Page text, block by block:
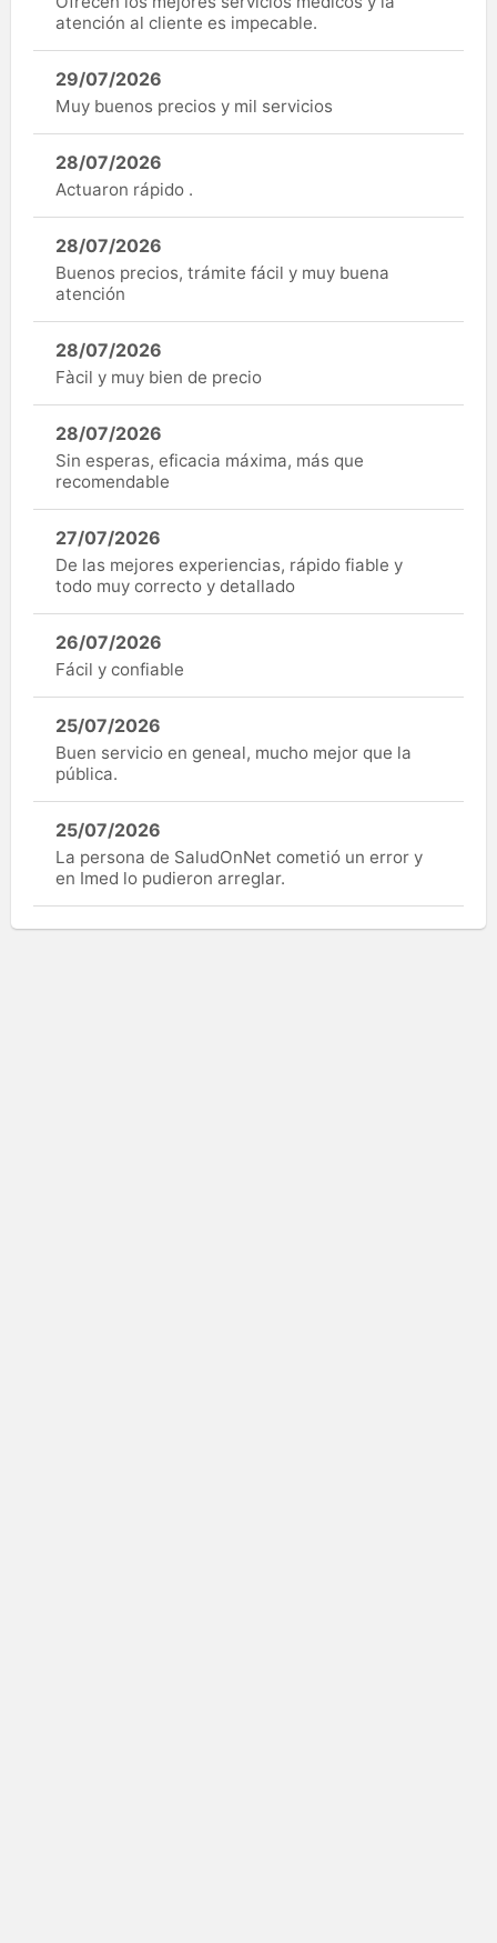
atención al cliente es impecable.
29/07/2026
Muy buenos precios y mil servicios
28/07/2026
Actuaron rápido .
28/07/2026
Buenos precios, trámite fácil y muy buena
atención
28/07/2026
Fàcil y muy bien de precio
28/07/2026
Sin esperas, eficacia máxima, más que
recomendable
27/07/2026
De las mejores experiencias, rápido fiable y
todo muy correcto y detallado
26/07/2026
Fácil y confiable
25/07/2026
Buen servicio en geneal, mucho mejor que la
pública.
25/07/2026
La persona de SaludOnNet cometió un error y
en Imed lo pudieron arreglar.